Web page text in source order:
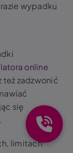
wypadku
online
też zadzwonić
się
limitach